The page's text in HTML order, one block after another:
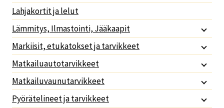
Lahjakortit ja lelut
Lämmitys, Ilmastointi, Jääkaapit
Markiisit, etukatokset ja tarvikkeet
Matkailuautotarvikkeet
Matkailuvaunutarvikkeet
Pyörätelineet ja tarvikkeet